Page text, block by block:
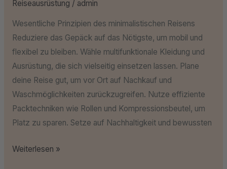
Reiseausrüstung / admin
Wesentliche Prinzipien des minimalistischen Reisens
Reduziere das Gepäck auf das Nötigste, um mobil und
flexibel zu bleiben. Wähle multifunktionale Kleidung und
Ausrüstung, die sich vielseitig einsetzen lassen. Plane
deine Reise gut, um vor Ort auf Nachkauf und
Waschmöglichkeiten zurückzugreifen. Nutze effiziente
Packtechniken wie Rollen und Kompressionsbeutel, um
Platz zu sparen. Setze auf Nachhaltigkeit und bewussten
Weiterlesen »